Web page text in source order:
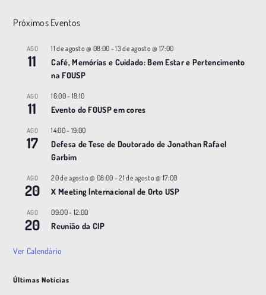
Próximos Eventos
AGO
11
11 de agosto @ 08:00 -13 de agosto @ 17:00
Café, Memórias e Cuidado: Bem Estar e Pertencimento
na FOUSP
AGO
11
16:00- 18:10
Evento do FOUSP em cores
AGO
17
14:00- 19:00
Defesa de Tese de Doutorado de Jonathan Rafael
Garbim
AGO
20
20 de agosto @ 08:00 -21 de agosto @ 17:00
X Meeting |nternacional de Orto USP
AGO
20
09:00- 12:00
Reunião da CIP
Ver Calendário
Últimas Notícias